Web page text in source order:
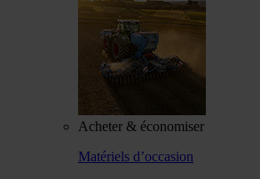
Acheter & économiser
Matériels d’occasion